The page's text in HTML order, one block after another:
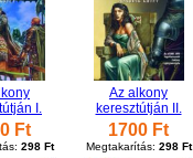
I.
Az alkony
keresztútján II.
Ft
298 Ft
1700 Ft
Megtakarítás: 298 Ft